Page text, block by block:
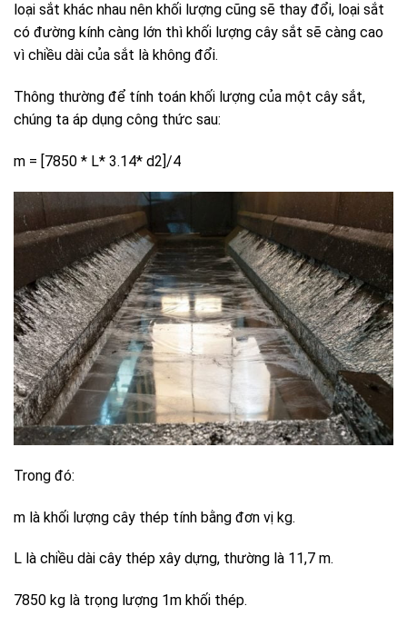
loại sắt khác nhau nên khối lượng cũng sẽ thay đổi, loại sắt
có đường kính càng lớn thì khối lượng cây sắt sẽ càng cao
vì chiều dài của sắt là không đổi.
Thông thường để tính toán khối lượng của một cây sắt,
chúng ta áp dụng công thức sau:
m = [7850 * L* 3.14* d2]/4
Trong đó:
m là khối lượng cây thép tính bằng đơn vị kg.
L là chiều dài cây thép xây dựng, thường là 11,7 m.
7850 kg là trọng lượng 1m khối thép.